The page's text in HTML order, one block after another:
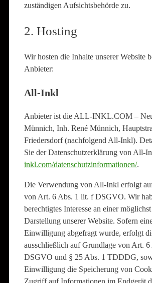
zuständigen Aufsichtsbehörde zu.
2. Hosting
Wir hosten die Inhalte unserer Website
Anbieter:
All-Inkl
Anbieter ist die ALL-INKL.COM –
Münnich, Inh. René Münnich,
Friedersdorf (nachfolgend All-Inkl).
Sie der Datenschutzerklärung von All-
inkl.com/datenschutzinformationen/.
Die Verwendung von All-Inkl erfolgt
von Art. 6 Abs. 1 lit. f DSGVO. Wir
berechtigtes Interesse an einer
Darstellung unserer Website. Sofern
Einwilligung abgefragt wurde, erfolgt
ausschließlich auf Grundlage von Art. 6
DSGVO und § 25 Abs. 1 TDDDG,
Einwilligung die Speicherung von